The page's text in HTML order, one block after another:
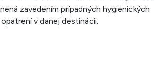
zavedením prípadných hygienických
v danej destinácii.